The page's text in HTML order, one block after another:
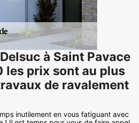
à Saint Pavace
les prix sont au plus
de ravalement
inutilement en vous fatiguant avec